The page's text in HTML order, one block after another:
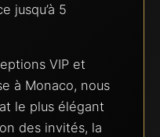
jusqu’à 5
VIP et
à Monaco, nous
le plus élégant
des invités, la